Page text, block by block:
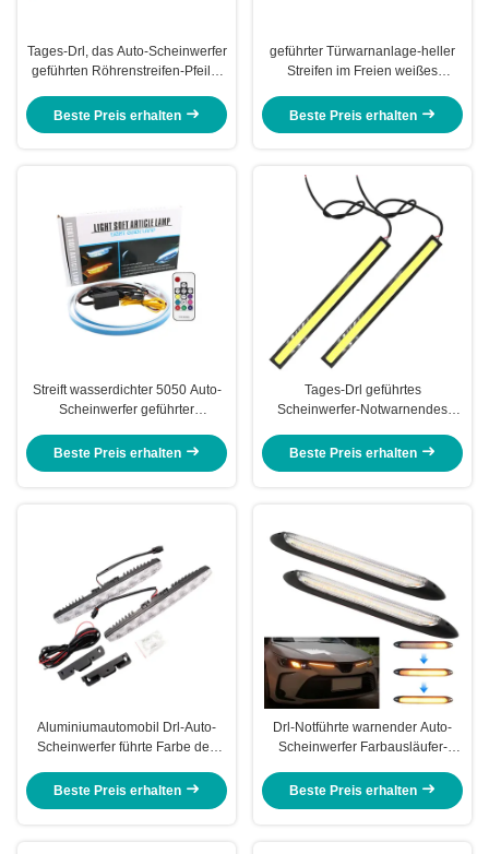
Tages-Drl, das Auto-Scheinwerfer
geführten Röhrenstreifen-Pfeiler
Beste Preis erhalten
geführter Türwarnanlage-heller
Streifen im Freien weißes
12V
Beste Preis erhalten
Streift wasserdichter 5050 Auto-
Scheinwerfer geführter
Rücklichter 45cm 60cm ab
Beste Preis erhalten
Tages-Drl geführtes
Scheinwerfer-Notwarnendes
Licht
Beste Preis erhalten
Aluminiumautomobil Drl-Auto-
Scheinwerfer führte Farbe des
Linse
Beste Preis erhalten
Drl-Notführte warnender Auto-
Scheinwerfer Farbausläufer-
Beste Preis erhalten